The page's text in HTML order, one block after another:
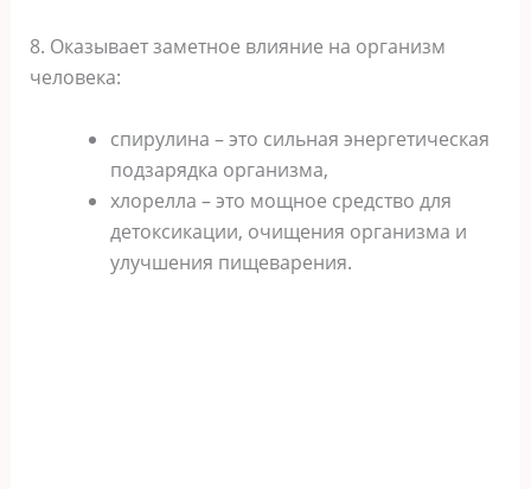
8. Оказывает заметное влияние на организм
человека:
спирулина – это сильная энергетическая
подзарядка организма,
хлорелла – это мощное средство для
детоксикации, очищения организма и
улучшения пищеварения.